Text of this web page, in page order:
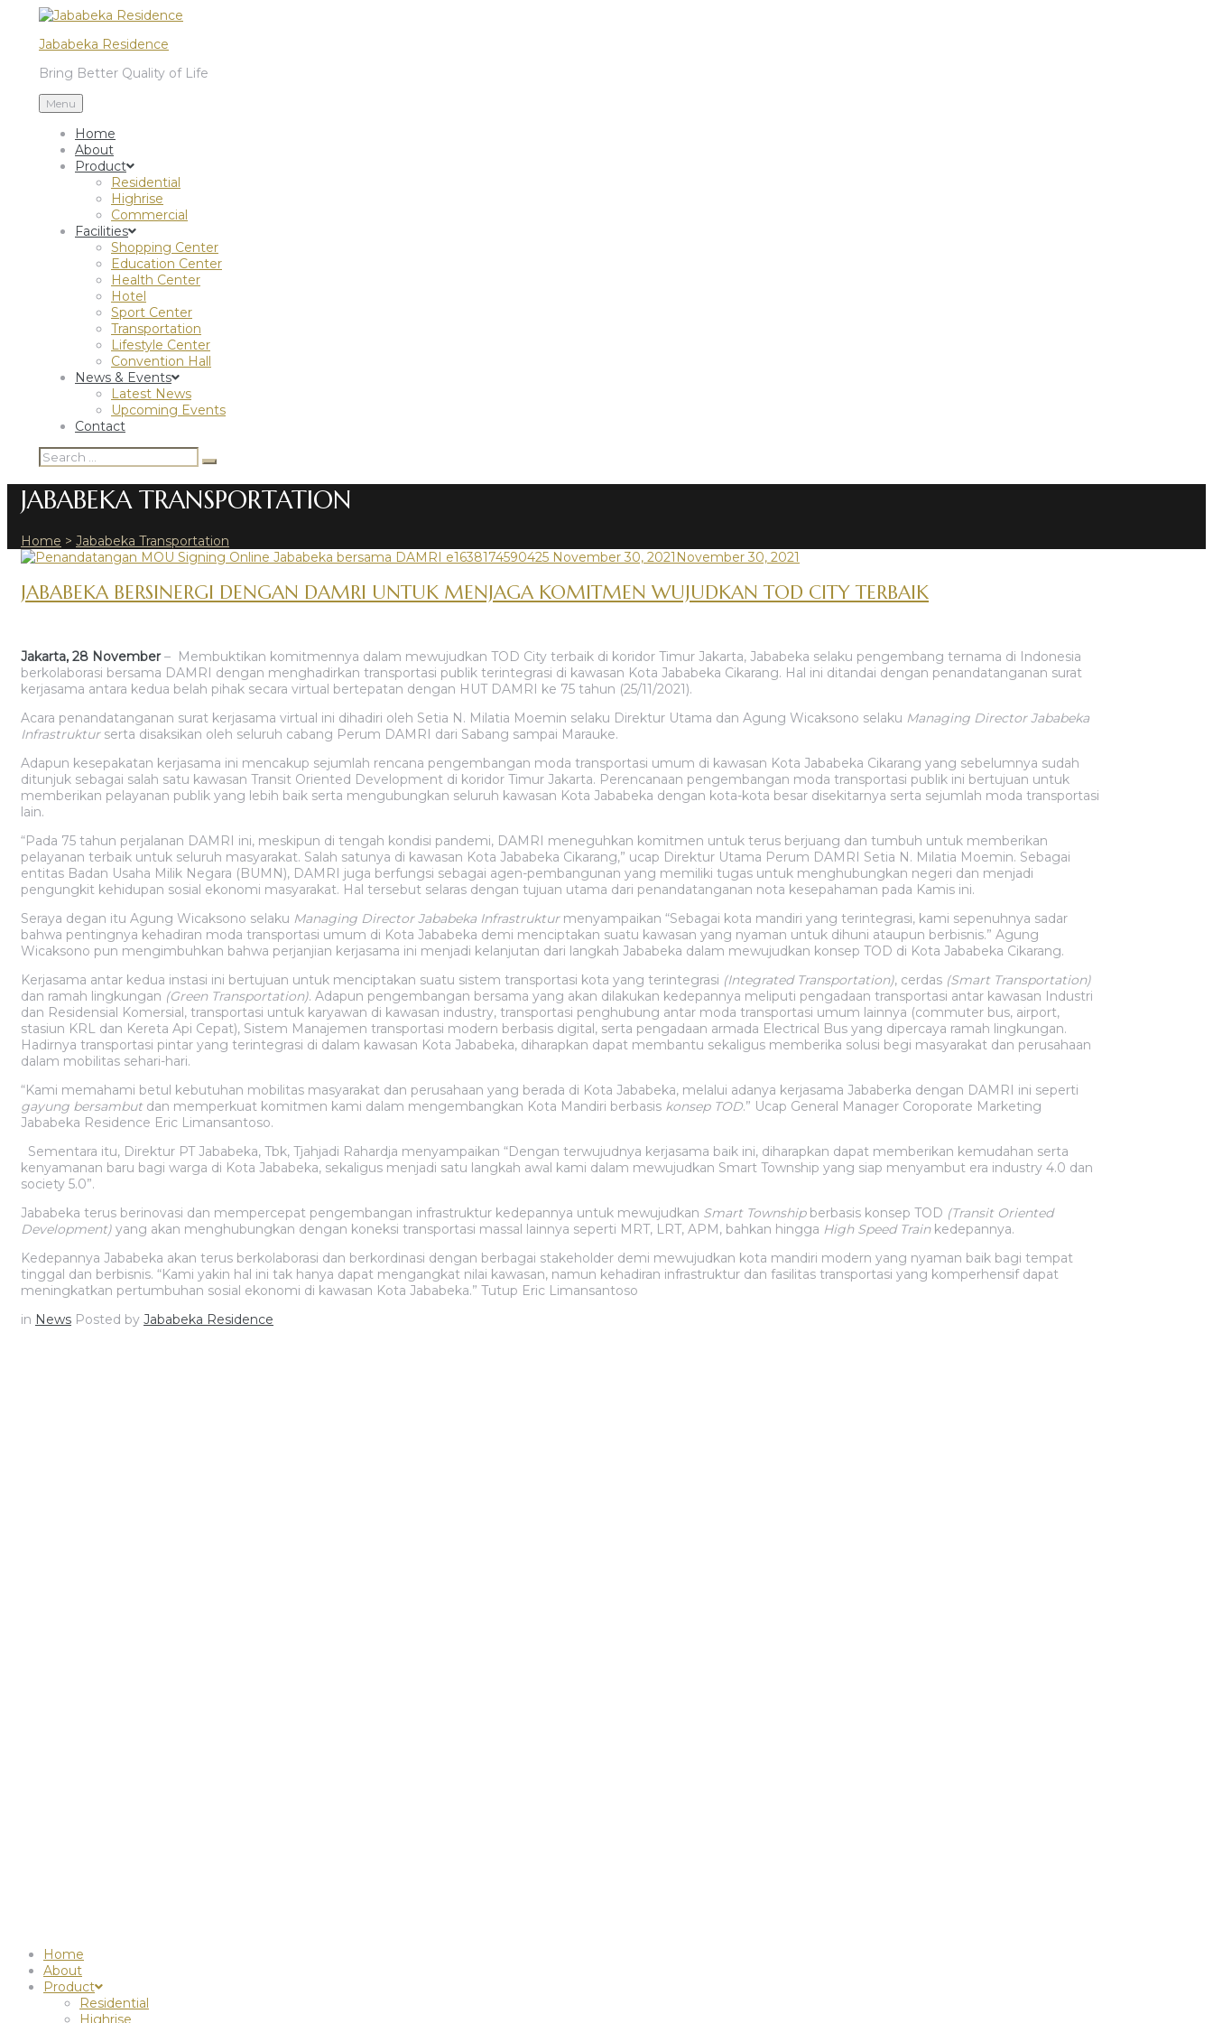
Jababeka Residence
Bring Better Quality of Life
Menu
Home
About
Product
Residential
Highrise
Commercial
Facilities
Shopping Center
Education Center
Health Center
Hotel
Sport Center
Transportation
Lifestyle Center
Convention Hall
News & Events
Latest News
Upcoming Events
Contact
JABABEKA TRANSPORTATION
Home > Jababeka Transportation
November 30, 2021 November 30, 2021
JABABEKA BERSINERGI DENGAN DAMRI UNTUK MENJAGA KOMITMEN WUJUDKAN TOD CITY TERBAIK
Jakarta, 28 November– Membuktikan komitmennya dalam mewujudkan TOD City terbaik di koridor Timur Jakarta, Jababeka selaku pengembang ternama di Indonesia
berkolaborasi bersama DAMRI dengan menghadirkan transportasi publik terintegrasi di kawasan Kota Jababeka Cikarang. Hal ini ditandai dengan penandatanganan surat
kerjasama antara kedua belah pihak secara virtual bertepatan dengan HUT DAMRI ke 75 tahun (25/11/2021).
Acara penandatanganan surat kerjasama virtual ini dihadiri oleh Setia N. Milatia Moemin selaku Direktur Utama dan Agung Wicaksono selaku Managing Director Jababeka
Infrastrukturserta disaksikan oleh seluruh cabang Perum DAMRI dari Sabang sampai Marauke.
Adapun kesepakatan kerjasama ini mencakup sejumlah rencana pengembangan moda transportasi umum di kawasan Kota Jababeka Cikarang yang sebelumnya sudah
ditunjuk sebagai salah satu kawasan Transit Oriented Development di koridor Timur Jakarta. Perencanaan pengembangan moda transportasi publik ini bertujuan untuk
memberikan pelayanan publik yang lebih baik serta mengubungkan seluruh kawasan Kota Jababeka dengan kota-kota besar disekitarnya serta sejumlah moda transportasi
lain.
“Pada 75 tahun perjalanan DAMRI ini, meskipun di tengah kondisi pandemi, DAMRI meneguhkan komitmen untuk terus berjuang dan tumbuh untuk memberikan
pelayanan terbaik untuk seluruh masyarakat. Salah satunya di kawasan Kota Jababeka Cikarang,” ucap Direktur Utama Perum DAMRI Setia N. Milatia Moemin. Sebagai
entitas Badan Usaha Milik Negara (BUMN), DAMRI juga berfungsi sebagai agen-pembangunan yang memiliki tugas untuk menghubungkan negeri dan menjadi
pengungkit kehidupan sosial ekonomi masyarakat. Hal tersebut selaras dengan tujuan utama dari penandatanganan nota kesepahaman pada Kamis ini.
Seraya degan itu Agung Wicaksono selaku Managing Director Jababeka Infrastrukturmenyampaikan “Sebagai kota mandiri yang terintegrasi, kami sepenuhnya sadar
bahwa pentingnya kehadiran moda transportasi umum di Kota Jababeka demi menciptakan suatu kawasan yang nyaman untuk dihuni ataupun berbisnis.” Agung
Wicaksono pun mengimbuhkan bahwa perjanjian kerjasama ini menjadi kelanjutan dari langkah Jababeka dalam mewujudkan konsep TOD di Kota Jababeka Cikarang.
Kerjasama antar kedua instasi ini bertujuan untuk menciptakan suatu sistem transportasi kota yang terintegrasi (Integrated Transportation), cerdas (Smart Transportation)
dan ramah lingkungan (Green Transportation). Adapun pengembangan bersama yang akan dilakukan kedepannya meliputi pengadaan transportasi antar kawasan Industri
dan Residensial Komersial, transportasi untuk karyawan di kawasan industry, transportasi penghubung antar moda transportasi umum lainnya (commuter bus, airport,
stasiun KRL dan Kereta Api Cepat), Sistem Manajemen transportasi modern berbasis digital, serta pengadaan armada Electrical Bus yang dipercaya ramah lingkungan.
Hadirnya transportasi pintar yang terintegrasi di dalam kawasan Kota Jababeka, diharapkan dapat membantu sekaligus memberika solusi begi masyarakat dan perusahaan
dalam mobilitas sehari-hari.
“Kami memahami betul kebutuhan mobilitas masyarakat dan perusahaan yang berada di Kota Jababeka, melalui adanya kerjasama Jababerka dengan DAMRI ini seperti
gayung bersambut dan memperkuat komitmen kami dalam mengembangkan Kota Mandiri berbasis konsep TOD.” Ucap General Manager Coroporate Marketing
Jababeka Residence Eric Limansantoso.
Sementara itu, Direktur PT Jababeka, Tbk, Tjahjadi Rahardja menyampaikan “Dengan terwujudnya kerjasama baik ini, diharapkan dapat memberikan kemudahan serta
kenyamanan baru bagi warga di Kota Jababeka, sekaligus menjadi satu langkah awal kami dalam mewujudkan Smart Township yang siap menyambut era industry 4.0 dan
society 5.0”.
Jababeka terus berinovasi dan mempercepat pengembangan infrastruktur kedepannya untuk mewujudkan Smart Townshipberbasis konsep TOD (Transit Oriented
Development) yang akan menghubungkan dengan koneksi transportasi massal lainnya seperti MRT, LRT, APM, bahkan hingga High Speed Trainkedepannya.
Kedepannya Jababeka akan terus berkolaborasi dan berkordinasi dengan berbagai stakeholder demi mewujudkan kota mandiri modern yang nyaman baik bagi tempat
tinggal dan berbisnis. “Kami yakin hal ini tak hanya dapat mengangkat nilai kawasan, namun kehadiran infrastruktur dan fasilitas transportasi yang komperhensif dapat
meningkatkan pertumbuhan sosial ekonomi di kawasan Kota Jababeka.” Tutup Eric Limansantoso
in News Posted by Jababeka Residence
Home
About
Product
Residential
Highrise